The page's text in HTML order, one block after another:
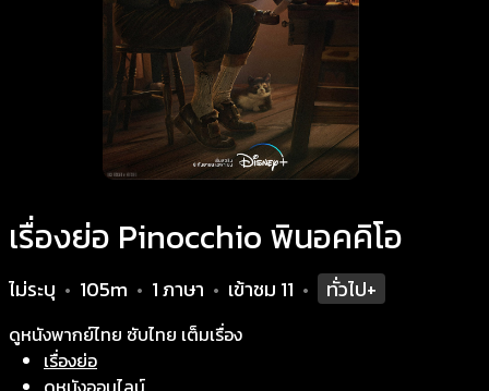
เรื่องย่อ Pinocchio พินอคคิโอ
ไม่ระบุ • 105m • 1 ภาษา • เข้าชม 11 • ทั่วไป+
ดูหนังพากย์ไทย ซับไทย เต็มเรื่อง
เรื่องย่อ